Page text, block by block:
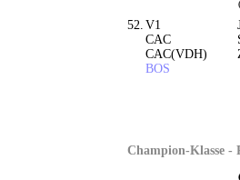
52. V1
CAC
CAC(VDH)
BOS
Champion-Klasse -